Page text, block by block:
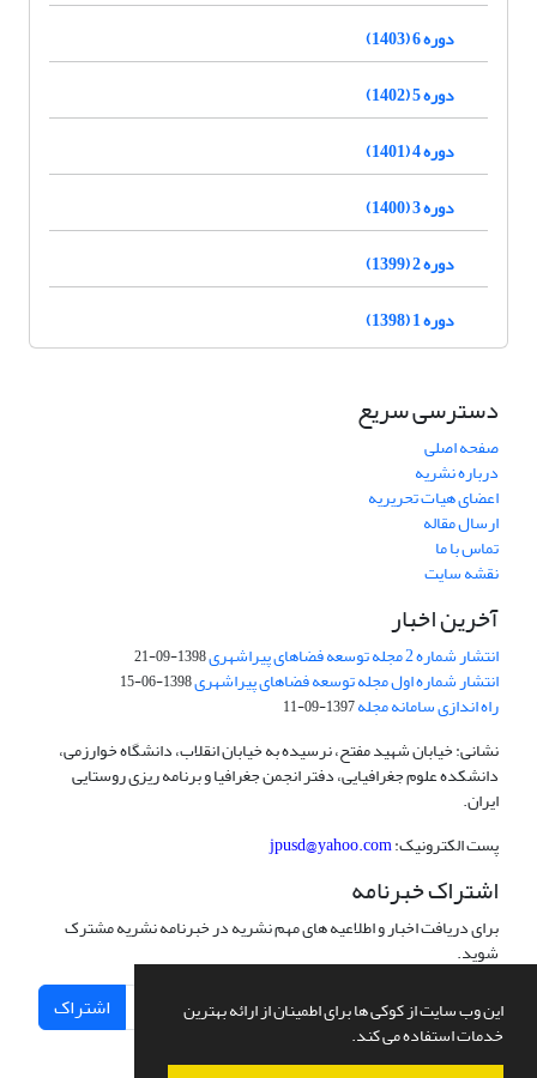
این وب سایت از کوکی ها برای اطمینان از ارائه بهترین
خدمات استفاده می کند.
دوره 6 (1403)
دوره 5 (1402)
دوره 4 (1401)
دوره 3 (1400)
دوره 2 (1399)
دوره 1 (1398)
دسترسی سریع
صفحه اصلی
درباره نشریه
اعضای هیات تحریریه
ارسال مقاله
تماس با ما
نقشه سایت
آخرین اخبار
انتشار شماره 2 مجله توسعه فضاهای پیراشهری 1398-09-21
انتشار شماره اول مجله توسعه فضاهای پیراشهری1398-06-15
راه اندازی سامانه مجله1397-09-11
نشانی: خیابان شهید مفتح، نرسیده به خیابان انقلاب، دانشگاه خوارزمی،
دانشکده علوم جغرافیایی، دفتر انجمن جغرافیا و برنامه ریزی روستایی
ایران.
پست الکترونیک:jpusd@yahoo.com
اشتراک خبرنامه
برای دریافت اخبار و اطلاعیه های مهم نشریه در خبرنامه نشریه مشترک
شوید.
اشتراک